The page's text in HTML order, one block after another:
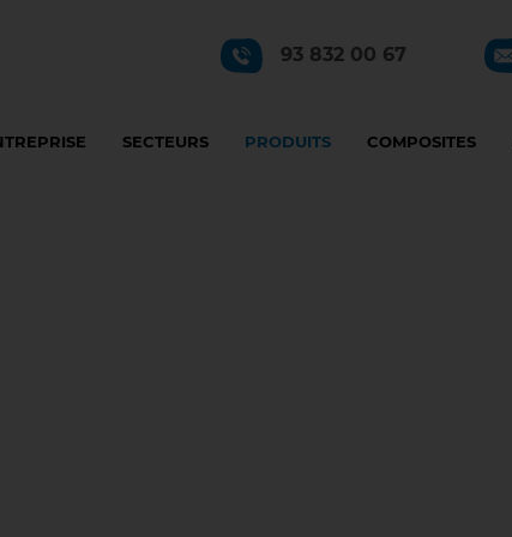
93 832 00 67
SECTEURS PRODUITS COMPOSITES